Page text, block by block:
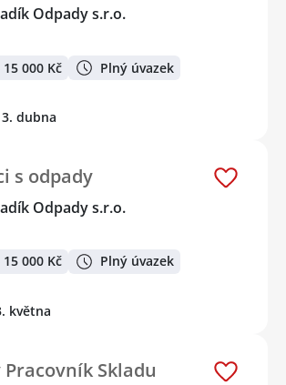
Odpady s.r.o.
15 000 Kč Plný úvazek
dubna
s odpady
Odpady s.r.o.
15 000 Kč Plný úvazek
května
Skladu